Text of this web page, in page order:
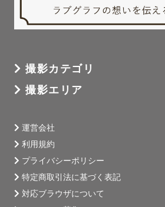
撮影カテゴリ
撮影エリア
運営会社
利用規約
プライバシーポリシー
特定商取引法に基づく表記
対応ブラウザについて